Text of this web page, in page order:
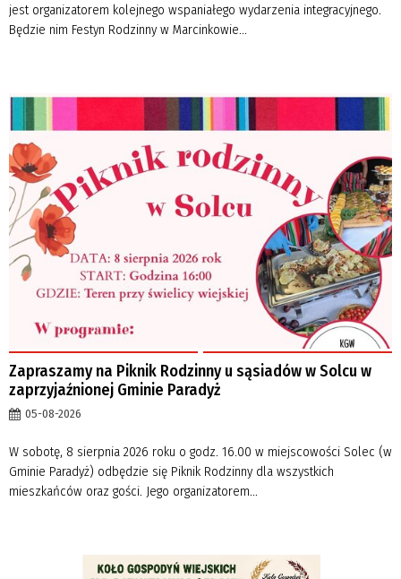
jest organizatorem kolejnego wspaniałego wydarzenia integracyjnego.
Będzie nim Festyn Rodzinny w Marcinkowie...
Zapraszamy na Piknik Rodzinny u sąsiadów w Solcu w
zaprzyjaźnionej Gminie Paradyż
05-08-2026
W sobotę, 8 sierpnia 2026 roku o godz. 16.00 w miejscowości Solec (w
Gminie Paradyż) odbędzie się Piknik Rodzinny dla wszystkich
mieszkańców oraz gości. Jego organizatorem...